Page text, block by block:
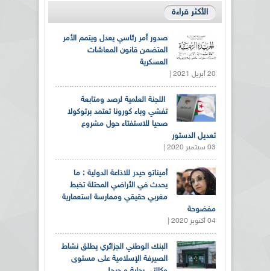
الأكثر قراءة
صدور أمر رئاسي يعدل ويتمم الأمر
المتضمن قانون المعاشات
العسكرية
20 أبريل 2021 |
اللجنة العلمية لرصد ومتابعة
تفشي وباء كورونا تعتمد برتوكولا
صحيا للاستفتاء حول مشروع
تعديل الدستور
03 سبتمبر 2020 |
أميناتو حيدر للاذاعة الدولية : ما
يحدث في الأراضي المحتلة تخبط
مغربي حقيقي وممارسة استعمارية
مفضوحة
04 أكتوبر 2020 |
البنك الوطني الجزائري يطلق نشاط
الصيرفة الإسلامية على مستوى